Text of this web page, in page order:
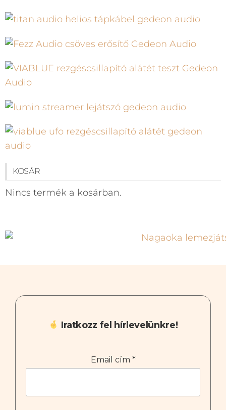
KOSÁR
Nincs termék a kosárban.
Iratkozz fel hírlevelünkre!
Email cím *